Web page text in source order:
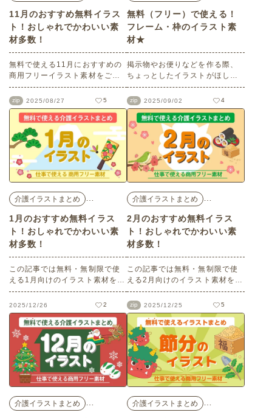
11月のおすすめ無料イラス
ト！おしゃれでかわいい素
材多数！
無料で使える11月におすすめの
商用フリーイラスト素材をご紹
介します。11月の風物詩のどん
ぐり、もみじなどの植物や花の
イラストや、焼き芋や鍋などの
食べ物のイラストを多数ご用
意。介護施設などでの掲示物や
お便り、チラシなどにご活用く
ださい。
zip 2025/08/27 5
無料（フリー）で使える！
フレーム・枠のイラスト素
材★
掲示物やお便りなどを作る際、
ちょっとしたイラストがほしい
とき、無料のフリーイラストを
集めるのは大変です。介護アン
テナでは、オリジナルのフレー
ム・枠・囲み罫などのイラスト
を商用フリー・無料で提供して
います。ほかにも、老人ホーム
やデイサービスなどの介護施設
でお使いいただける介護・医
療・福祉系のイラストを多数そ
ろえています。
zip 2025/09/02 4
介護イラストまとめ …
1月のおすすめ無料イラス
ト！おしゃれでかわいい素
材多数！
この記事では無料・無制限で使
える1月向けのイラスト素材を多
数ご紹介します。商用フリーの
可愛くておしゃれなイラスト素
材が多数！おせち料理や門松、
雪だるま、飾り文字、新年のフ
レームや年賀状デザインなどの1
月ならではのイラストばかりで
す。使いやすい透明背景素材な
ので、ぜひパンフレットやお便
りなどのさまざまなシーンでご
活用ください！
2025/12/26 2
介護イラストまとめ …
2月のおすすめ無料イラス
ト！おしゃれでかわいい素
材多数！
この記事では無料・無制限で使
える2月向けのイラスト素材を多
数ご紹介します。商用フリーの
可愛くておしゃれなイラスト素
材が多数！節分やバレンタイン
デー、梅などの2月ならではのイ
ラストばかりです。使いやすい
透明背景素材なので、ぜひパン
フレットやお便りなどのさまざ
まなシーンでご活用ください！
zip 2025/12/25 5
介護イラストまとめ … 介護イラストまとめ …